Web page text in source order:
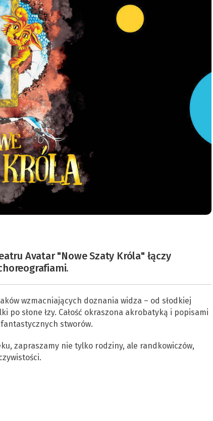
Avatar "Nowe Szaty Króla" łączy
wzmacniających doznania widza – od słodkiej
po słone łzy. Całość okraszona akrobatyką i popisami
stworów.
zapraszamy nie tylko rodziny, ale randkowiczów,